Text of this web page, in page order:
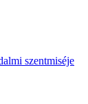
szentmiséje